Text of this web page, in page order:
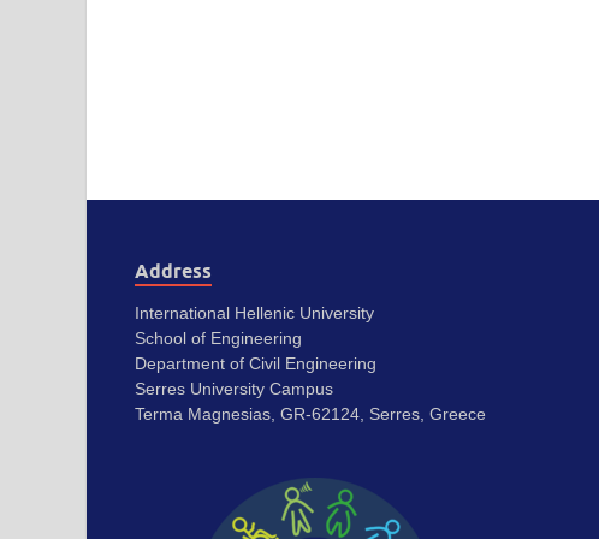
Address
International Hellenic University
School of Engineering
Department of Civil Engineering
Serres University Campus
Terma Magnesias, GR-62124, Serres, Greece